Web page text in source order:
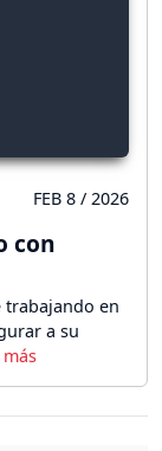
FEB 8 / 2026
con
trabajando en
a su